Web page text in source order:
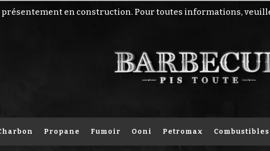
présentement en construction. Pour toutes informations,
Propane Fumoir Ooni Petromax Combustibles